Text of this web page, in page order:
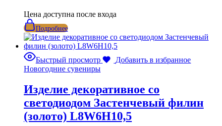
Цена доступна после входа
Подробнее
Быстрый просмотр
Добавить в избранное
Новогодние сувениры
Изделие декоративное со
светодиодом Застенчевый филин
(золото) L8W6H10,5